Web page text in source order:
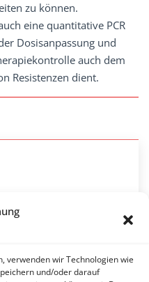
verwenden wir Technologien wie
und/oder darauf
zu können.
eine quantitative PCR
Dosisanpassung und
auch dem
Resistenzen dient.